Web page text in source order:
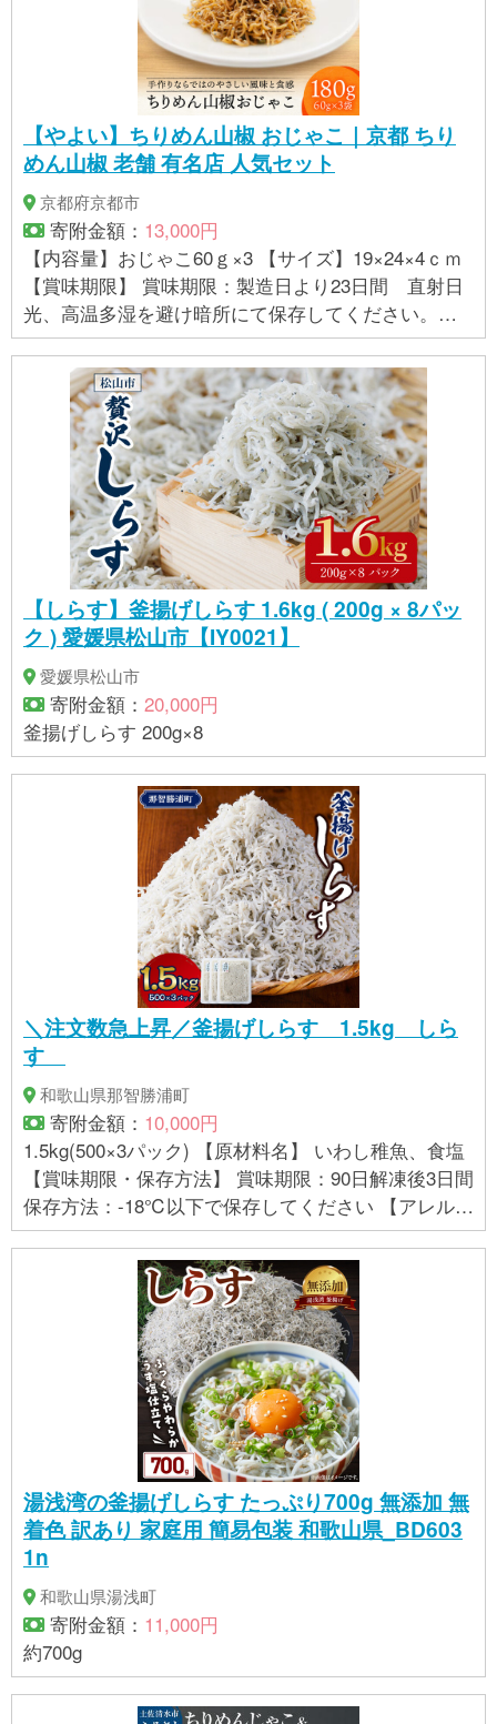
【やよい】ちりめん山椒 おじゃこ｜京都 ちり
めん山椒 老舗 有名店 人気セット
京都府京都市
寄附金額： 13,000円
【内容量】おじゃこ60ｇ×3 【サイズ】19×24×4ｃｍ
【賞味期限】 賞味期限：製造日より23日間 直射日
光、高温多湿を避け暗所にて保存してください。
【アレルギー】 小麦、大豆 ※ 表示内容に関しては各
事業者の指定に基づき掲載しており、一切の内容を
保証するものではございません。 ※ご不明の点がござ
いましたら事業者まで直接お問い合わせ下さい。
【しらす】釜揚げしらす 1.6kg ( 200g × 8パッ
ク ) 愛媛県松山市【IY0021】
愛媛県松山市
寄附金額： 20,000円
釜揚げしらす 200g×8
＼注文数急上昇／釜揚げしらす 1.5kg しら
す
和歌山県那智勝浦町
寄附金額： 10,000円
1.5kg(500×3パック) 【原材料名】 いわし稚魚、食塩
【賞味期限・保存方法】 賞味期限：90日解凍後3日間
保存方法：-18℃以下で保存してください 【アレルギ
ー】 本製品で使用しているしらすは、かに、えび、
いか、その他小魚等が混ざる漁法で採取していま
掲載しており、一切の内容を保証するものではござ
いません。 ※ご不明の点がございましたら事業者まで
直接お問い合わせ下さい。
湯浅湾の釜揚げしらす たっぷり700g 無添加 無
着色 訳あり 家庭用 簡易包装 和歌山県_BD603
1n
和歌山県湯浅町
寄附金額： 11,000円
約700g